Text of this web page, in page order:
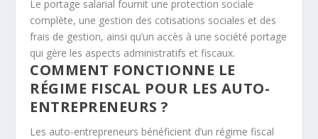
Le portage salarial fournit une protection sociale
complète, une gestion des cotisations sociales et des
frais de gestion, ainsi qu’un accès à une société portage
qui gère les aspects administratifs et fiscaux.
COMMENT FONCTIONNE LE
RÉGIME FISCAL POUR LES AUTO-
ENTREPRENEURS ?
Les auto-entrepreneurs bénéficient d’un régime fiscal